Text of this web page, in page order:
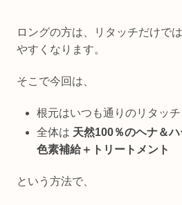
ロングの方は、リタッチだけで
やすくなります。
そこで今回は、
根元はいつも通りのリタッチ
全体は 天然100％のヘナ＆
色素補給＋トリートメント
という方法で、